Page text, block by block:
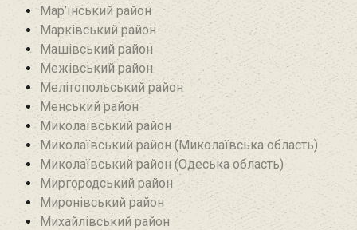
Мар’їнський район‎
Марківський район
Машівський район‎
Межівський район
Мелітопольський район
Менський район
Миколаївський район
Миколаївський район (Миколаївська область)
Миколаївський район (Одеська область)
Миргородський район
Миронівський район
Михайлівський район‎